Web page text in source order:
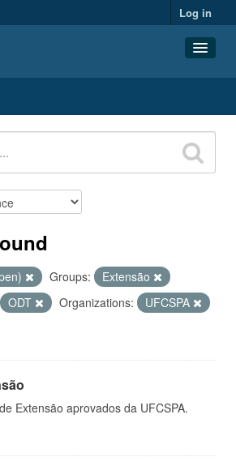
Log in
Groups:
Extensão
ODT Organizations:
UFCSPA
Extensão aprovados da UFCSPA.